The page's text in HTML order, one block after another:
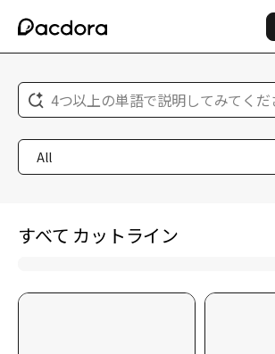
4つ以上の単語で説明してみてくだ
All
すべて カットライン